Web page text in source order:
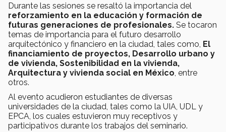
Durante las sesiones se resaltó la importancia del
reforzamiento en la educación y formación de
futuras generaciones de profesionales. Se tocaron
temas de importancia para el futuro desarrollo
arquitectónico y financiero en la ciudad, tales como, El
financiamiento de proyectos, Desarrollo urbano y
de vivienda, Sostenibilidad en la vivienda,
Arquitectura y vivienda social en México , entre
otros.
Al evento acudieron estudiantes de diversas
universidades de la ciudad, tales como la UIA, UDL y
EPCA, los cuales estuvieron muy receptivos y
participativos durante los trabajos del seminario.